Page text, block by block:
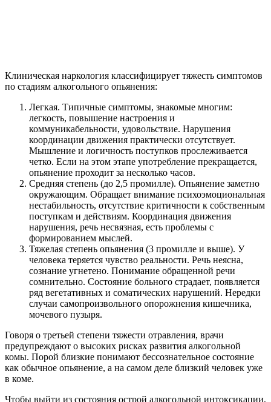
Клиническая наркология классифицирует тяжесть симптомов
по стадиям алкогольного опьянения:
Легкая. Типичные симптомы, знакомые многим:
легкость, повышение настроения и
коммуникабельности, удовольствие. Нарушения
координации движения практически отсутствует.
Мышление и логичность поступков прослеживается
четко. Если на этом этапе употребление прекращается,
опьянение проходит за несколько часов.
Средняя степень (до 2,5 промилле). Опьянение заметно
окружающим. Обращает внимание психоэмоциональная
нестабильность, отсутствие критичности к собственным
поступкам и действиям. Координация движения
нарушения, речь несвязная, есть проблемы с
формированием мыслей.
Тяжелая степень опьянения (3 промилле и выше). У
человека теряется чувство реальности. Речь неясна,
сознание угнетено. Понимание обращенной речи
сомнительно. Состояние больного страдает, появляется
ряд вегетативных и соматических нарушений. Нередки
случаи самопроизвольного опорожнения кишечника,
мочевого пузыря.
Говоря о третьей степени тяжести отравления, врачи
предупреждают о высоких рисках развития алкогольной
комы. Порой близкие понимают бессознательное состояние
как обычное опьянение, а на самом деле близкий человек уже
в коме.
Чтобы выйти из состояния острой алкогольной интоксикации,